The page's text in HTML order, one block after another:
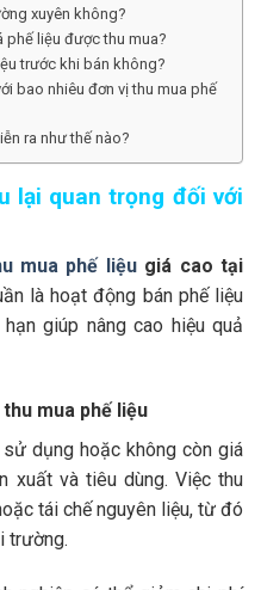
xuyên không?
phế liệu được thu mua?
trước khi bán không?
bao nhiêu đơn vị thu mua phế
ra như thế nào?
lại quan trọng đối với
mua phế liệugiá cao tại
là hoạt động bán phế liệu
giúp nâng cao hiệu quả
mua phế liệu
dụng hoặc không còn giá
xuất và tiêu dùng. Việc thu
tái chế nguyên liệu, từ đó
trường.